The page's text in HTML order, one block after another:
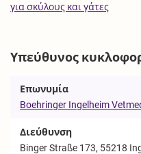
για σκύλους και γάτες
Υπεύθυνος
Επωνυμία
Boehringer Ingelheim
Διεύθυνση
Binger Straße 173, 55218